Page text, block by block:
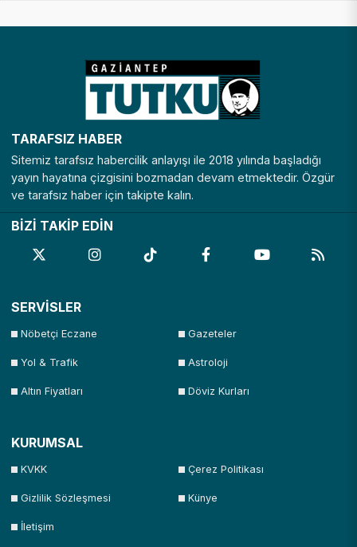
TARAFSIZ HABER
Sitemiz tarafsız habercilik anlayışı ile 2018 yılında başladığı
yayın hayatına çizgisini bozmadan devam etmektedir. Özgür
ve tarafsız haber için takipte kalın.
BİZİ TAKİP EDİN
SERVİSLER
Nöbetçi Eczane Gazeteler
Yol & Trafik Astroloji
Altın Fiyatları Döviz Kurları
KURUMSAL
KVKK Çerez Politikası
Gizlilik Sözleşmesi Künye
İletişim